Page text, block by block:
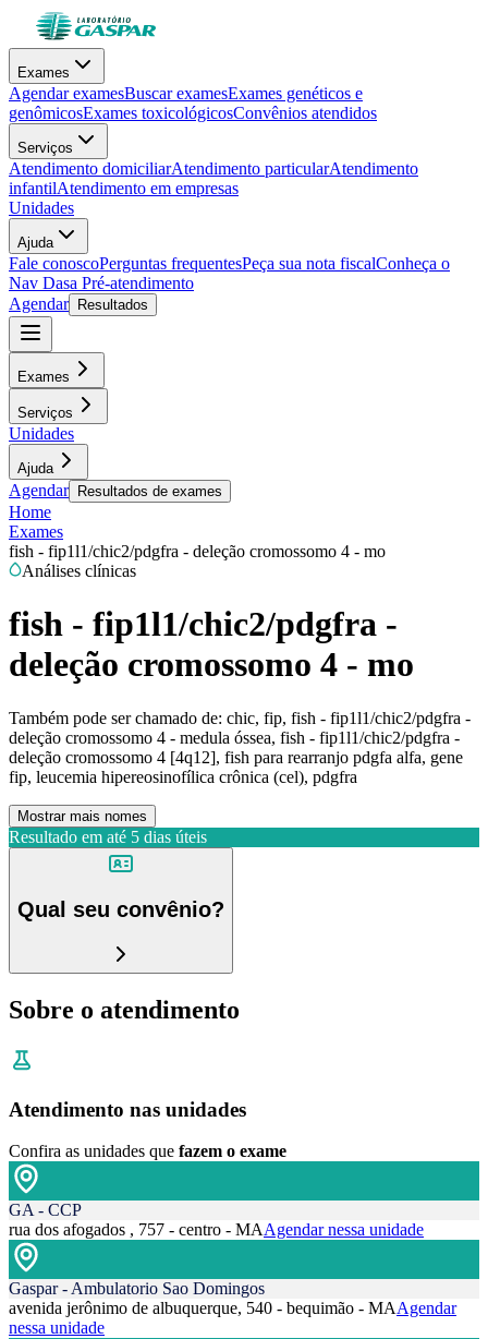
Exames
Agendar examesBuscar examesExames genéticos e
genômicosExames toxicológicosConvênios atendidos
Serviços
Atendimento domiciliarAtendimento particularAtendimento
infantilAtendimento em empresas
Unidades
Ajuda
Fale conoscoPerguntas frequentesPeça sua nota fiscalConheça o
Nav Dasa Pré-atendimento
Agendar
Resultados
Exames
Serviços
Unidades
Ajuda
Agendar Resultados de exames
Home
Exames
fish - fip1l1/chic2/pdgfra - deleção cromossomo 4 - mo
Análises clínicas
fish - fip1l1/chic2/pdgfra -
deleção cromossomo 4 - mo
Também pode ser chamado de: chic, fip, fish - fip1l1/chic2/pdgfra -
deleção cromossomo 4 - medula óssea, fish - fip1l1/chic2/pdgfra -
deleção cromossomo 4 [4q12], fish para rearranjo pdgfa alfa, gene
fip, leucemia hipereosinofílica crônica (cel), pdgfra
Mostrar mais nomes
Resultado em até 5 dias úteis
Qual seu convênio?
Sobre o atendimento
Atendimento nas unidades
Confira as unidades que fazem o exame
GA - CCP
rua dos afogados , 757 - centro - MAAgendar nessa unidade
Gaspar - Ambulatorio Sao Domingos
avenida jerônimo de albuquerque, 540 - bequimão - MAAgendar
nessa unidade